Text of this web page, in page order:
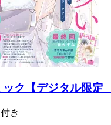
ック【デジタル限定
き